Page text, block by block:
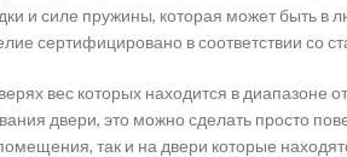
и силе пружины, которая может быть
сертифицировано в соответствии со
вес которых находится в диапазоне
двери, это можно сделать просто
так и на двери которые